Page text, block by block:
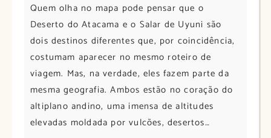
Quem olha no mapa pode pensar que o
Deserto do Atacama e o Salar de Uyuni são
dois destinos diferentes que, por coincidência,
costumam aparecer no mesmo roteiro de
viagem. Mas, na verdade, eles fazem parte da
mesma geografia. Ambos estão no coração do
altiplano andino, uma imensa de altitudes
elevadas moldada por vulcões, desertos…